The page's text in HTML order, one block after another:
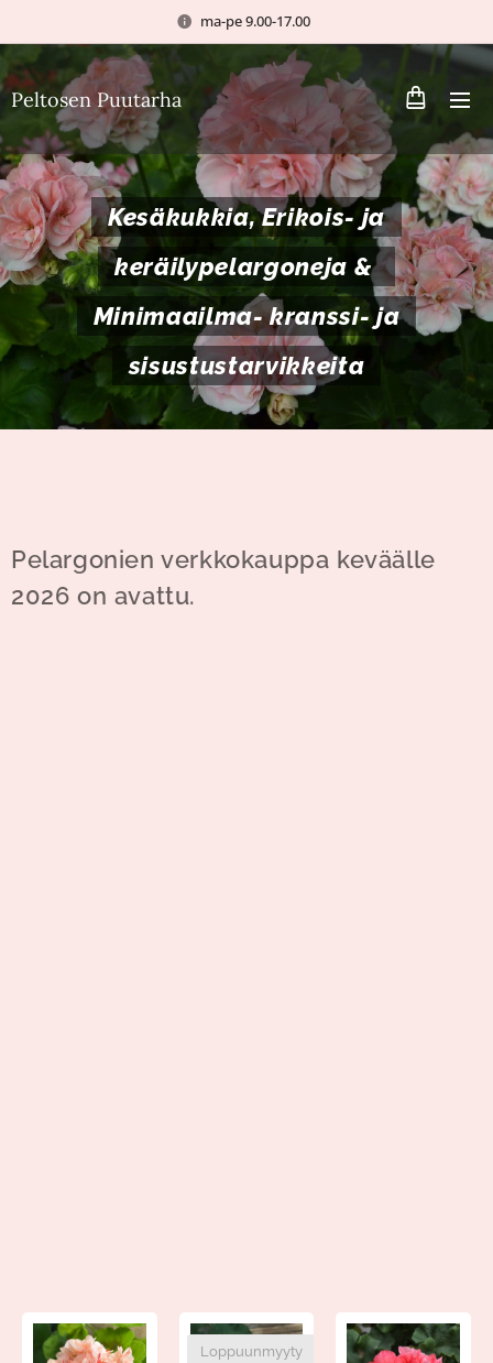
ma-pe 9.00-17.00
Peltosen Puutarha
Kesäkukkia, Erikois- ja
keräilypelargoneja &
Minimaailma- kranssi- ja
sisustustarvikkeita
Pelargonien verkkokauppa keväälle
2026 on avattu.
Loppuunmyyty